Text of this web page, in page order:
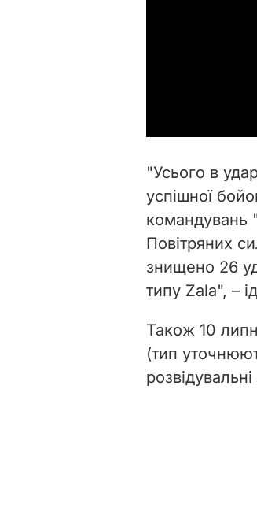
"Усього в
успішної
командувань
Повітряних
знищено 26
типу Zala", –
Також 10
(тип